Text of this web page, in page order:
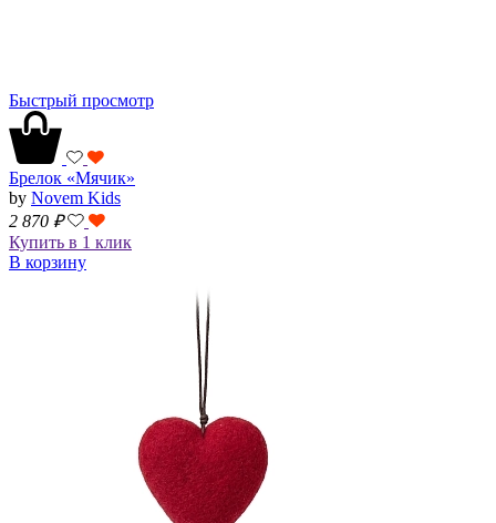
Быстрый просмотр
Брелок «Мячик»
by Novem Kids
2 870 ₽
Купить в 1 клик
В корзину